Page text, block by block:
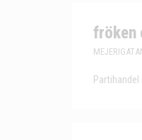
fröken